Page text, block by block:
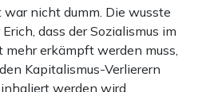
war nicht dumm. Die wusste
dass der Sozialismus im
erkämpft werden muss,
Kapitalismus-Verlierern
werden wird.